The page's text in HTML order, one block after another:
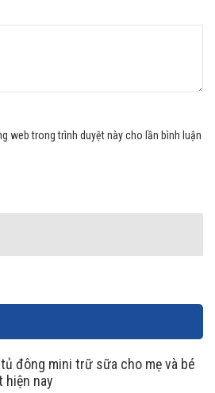
có hiệu quả truyền nhiệt tốt, đẩy
Ngoài ra đây dàn lạnh bằng nhôm
người sử dụng khi có giá thành
web trong trình duyệt này cho lần bình luận
đông mini trữ sữa cho mẹ và bé
nay